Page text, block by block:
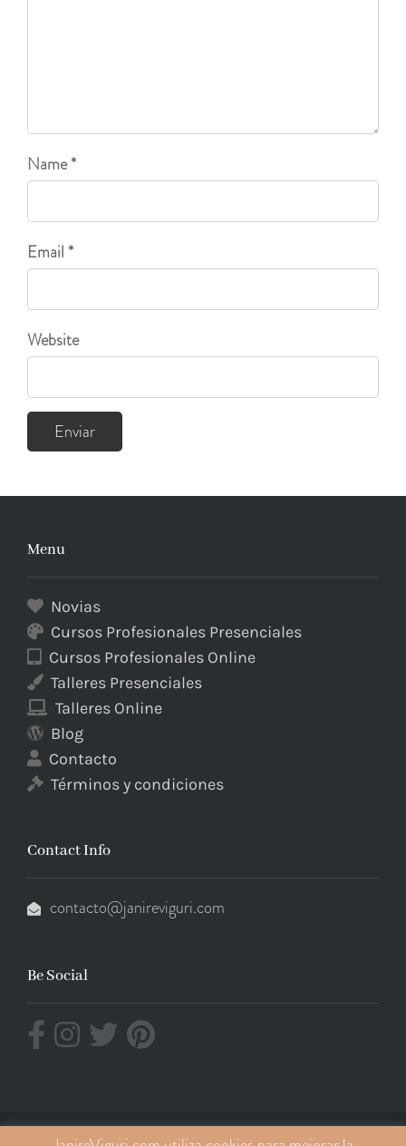
Name *
Email *
Website
Menu
Novias
Cursos Profesionales Presenciales
Cursos Profesionales Online
Talleres Presenciales
Talleres Online
Blog
Contacto
Términos y condiciones
Contact Info
contacto@janireviguri.com
Be Social